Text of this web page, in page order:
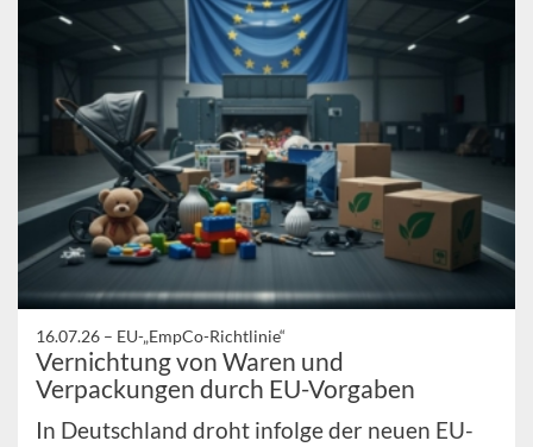
16.07.26 – EU-„EmpCo-Richtlinie“
Vernichtung von Waren und
Verpackungen durch EU-Vorgaben
In Deutschland droht infolge der neuen EU-